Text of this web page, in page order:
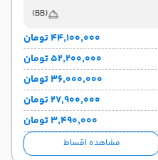
(BB)
۴۴٬۱۰۰٬۰۰۰ تومان
۵۲٬۲۰۰٬۰۰۰ تومان
۳۶٬۰۰۰٬۰۰۰ تومان
۲۷٬۹۰۰٬۰۰۰ تومان
۳٬۴۹۰٬۰۰۰ تومان
مشاهده اقساط